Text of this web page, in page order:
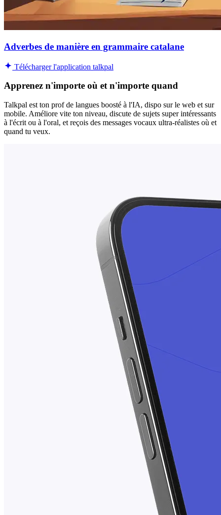
Adverbes de manière en grammaire catalane
Télécharger l'application talkpal
Apprenez n'importe où et n'importe quand
Talkpal est ton prof de langues boosté à l'IA, dispo sur le web et sur
mobile. Améliore vite ton niveau, discute de sujets super intéressants
à l'écrit ou à l'oral, et reçois des messages vocaux ultra-réalistes où et
quand tu veux.